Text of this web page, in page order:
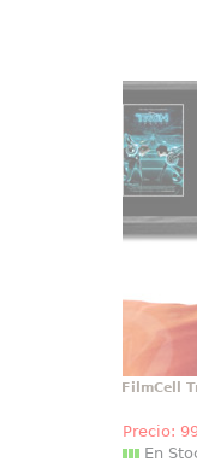
FilmCell
Precio:
En